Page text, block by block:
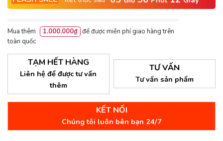
Mua thêm 1.000.000₫ để được miễn phí giao hàng trên
toàn quốc
TẠM HẾT HÀNG
Liên hệ để được tư vấn
thêm
TƯ VẤN
Tư vấn sản phẩm
KẾT NỐI
Chúng tôi luôn bên bạn 24/7